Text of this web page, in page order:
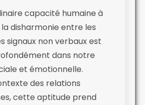
capacité humaine à
disharmonie entre les
signaux non verbaux est
dans notre
et émotionnelle.
des relations
cette aptitude prend